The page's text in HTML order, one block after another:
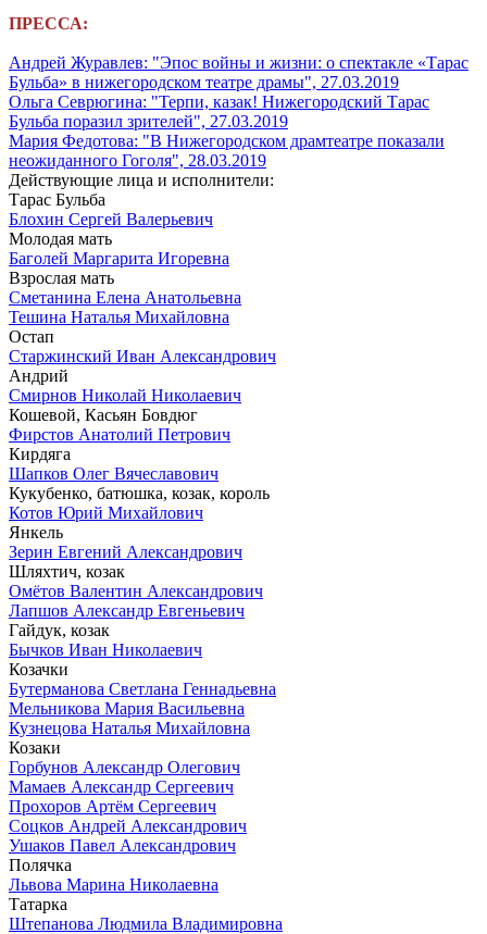
ПРЕССА:
Андрей Журавлев: "Эпос войны и жизни: о спектакле «Тарас
Бульба» в нижегородском театре драмы", 27.03.2019
Ольга Севрюгина: "Терпи, казак! Нижегородский Тарас
Бульба поразил зрителей", 27.03.2019
Мария Федотова: "В Нижегородском драмтеатре показали
неожиданного Гоголя", 28.03.2019
Действующие лица и исполнители:
Тарас Бульба
Блохин Сергей Валерьевич
Молодая мать
Баголей Маргарита Игоревна
Взрослая мать
Сметанина Елена Анатольевна
Тешина Наталья Михайловна
Остап
Старжинский Иван Александрович
Андрий
Смирнов Николай Николаевич
Кошевой, Касьян Бовдюг
Фирстов Анатолий Петрович
Кирдяга
Шапков Олег Вячеславович
Кукубенко, батюшка, козак, король
Котов Юрий Михайлович
Янкель
Зерин Евгений Александрович
Шляхтич, козак
Омётов Валентин Александрович
Лапшов Александр Евгеньевич
Гайдук, козак
Бычков Иван Николаевич
Козачки
Бутерманова Светлана Геннадьевна
Мельникова Мария Васильевна
Кузнецова Наталья Михайловна
Козаки
Горбунов Александр Олегович
Мамаев Александр Сергеевич
Прохоров Артём Сергеевич
Соцков Андрей Александрович
Ушаков Павел Александрович
Полячка
Львова Марина Николаевна
Татарка
Штепанова Людмила Владимировна